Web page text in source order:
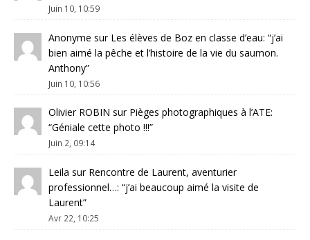
Juin 10, 10:59
Anonyme sur Les élèves de Boz en classe d’eau: “j’ai
bien aimé la pêche et l’histoire de la vie du saumon.
Anthony”
Juin 10, 10:56
Olivier ROBIN sur Pièges photographiques à l’ATE:
“Géniale cette photo !!!”
Juin 2, 09:14
Leila sur Rencontre de Laurent, aventurier
professionnel…: “j’ai beaucoup aimé la visite de
Laurent”
Avr 22, 10:25